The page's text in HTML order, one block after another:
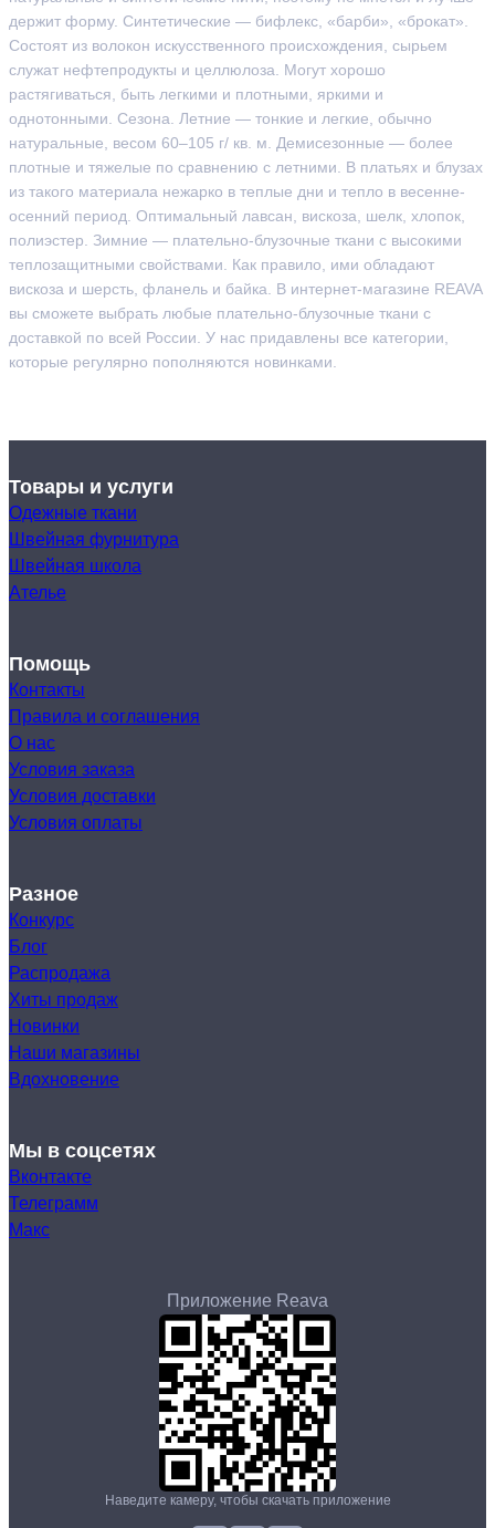
держит форму. Синтетические — бифлекс, «барби», «брокат».
Состоят из волокон искусственного происхождения, сырьем
служат нефтепродукты и целлюлоза. Могут хорошо
растягиваться, быть легкими и плотными, яркими и
однотонными. Сезона. Летние — тонкие и легкие, обычно
натуральные, весом 60–105 г/ кв. м. Демисезонные — более
плотные и тяжелые по сравнению с летними. В платьях и блузах
из такого материала нежарко в теплые дни и тепло в весенне-
осенний период. Оптимальный лавсан, вискоза, шелк, хлопок,
полиэстер. Зимние — плательно-блузочные ткани с высокими
теплозащитными свойствами. Как правило, ими обладают
вискоза и шерсть, фланель и байка. В интернет-магазине REAVA
вы сможете выбрать любые плательно-блузочные ткани с
доставкой по всей России. У нас придавлены все категории,
которые регулярно пополняются новинками.
Товары и услуги
Одежные ткани
Швейная фурнитура
Швейная школа
Ателье
Помощь
Контакты
Правила и соглашения
О нас
Условия заказа
Условия доставки
Условия оплаты
Разное
Конкурс
Блог
Распродажа
Хиты продаж
Новинки
Наши магазины
Вдохновение
Мы в соцсетях
Вконтакте
Телеграмм
Макс
Приложение Reava
Наведите камеру, чтобы скачать приложение